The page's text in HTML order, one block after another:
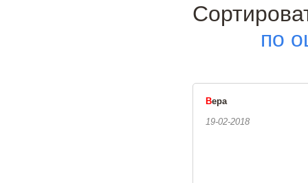
по
Вера
19-02-2018